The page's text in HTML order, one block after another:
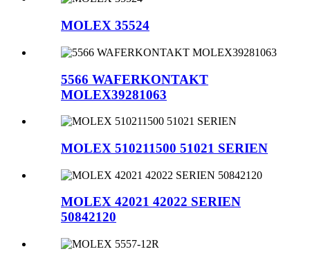
MOLEX 35524
5566 WAFERKONTAKT
MOLEX39281063
MOLEX 510211500 51021 SERIEN
MOLEX 42021 42022 SERIEN
50842120